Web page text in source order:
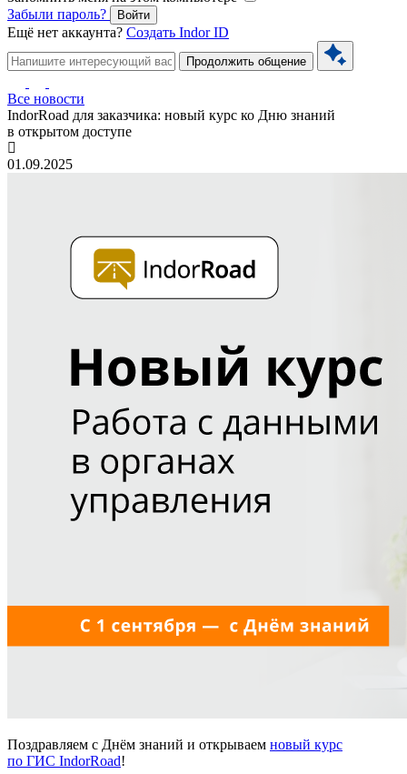
Забыли пароль?
Войти
Ещё нет аккаунта? Создать Indor ID
Продолжить общение
Все новости
IndorRoad для заказчика: новый курс ко Дню знаний
в открытом доступе
01.09.2025
Поздравляем с Днём знаний и открываем новый курс
по ГИС IndorRoad!